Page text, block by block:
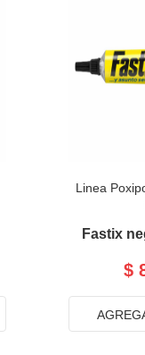
Linea
Fastix
$